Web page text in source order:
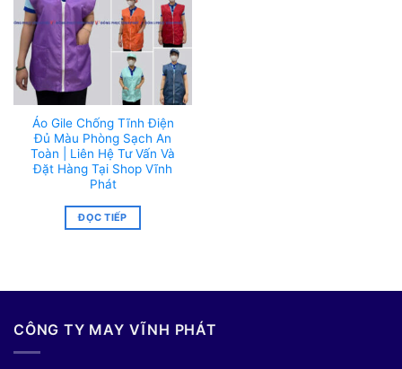
Áo Gile Chống Tĩnh Điện
Đủ Màu Phòng Sạch An
Toàn | Liên Hệ Tư Vấn Và
Đặt Hàng Tại Shop Vĩnh
Phát
ĐỌC TIẾP
CÔNG TY MAY VĨNH PHÁT